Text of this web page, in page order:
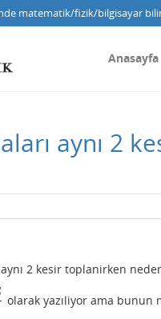
matematik/fizik/bilgisayar
Anasayfa
aynı 2
aynı 2 kesir toplanirken
olarak yazıliyor ama bunun